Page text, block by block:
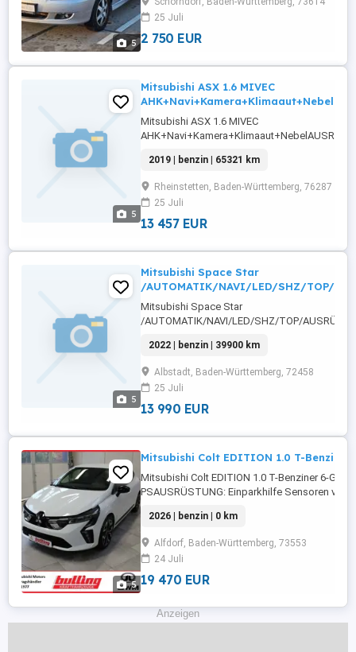
5
geeignet,Airbag ...
25 Juli
2 750 EUR
5
Mitsubishi ASX 1.6 MIVEC
AHK+Navi+Kamera+Klimaaut+Nebel
Mitsubishi ASX 1.6 MIVEC
Tagfahrlicht,Elektrische
...
2019 | benzin | 65321 km
Rheinstetten, Baden-Württemberg, 76287
25 Juli
13 457 EUR
5
Mitsubishi Space Star
/AUTOMATIK/NAVI/LED/SHZ/TOP/
Mitsubishi Space Star
/AUTOMATIK/NAVI/LED/SHZ/TOP/
Frontscheibe,Berganfahrassistent,DAB-
Scheinwerfer,Servolenkung,Elektrische
...
2022 | benzin | 39900 km
Albstadt, Baden-Württemberg, 72458
25 Juli
13 990 EUR
5
Mitsubishi Colt EDITION 1.0 T-Benziner
Mitsubishi Colt EDITION 1.0 T-Benziner 6-Gang
PSAUSRÜSTUNG: Einparkhilfe Sensoren
Lenkrad,Berganfahrassistent,DAB-
Scheinwerfer,Servolenkung,Elektrische ...
2026 | benzin | 0 km
Alfdorf, Baden-Württemberg, 73553
24 Juli
19 470 EUR
Anzeigen